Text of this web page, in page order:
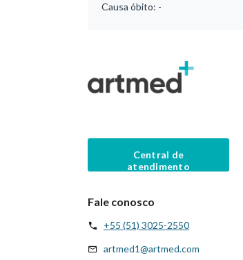
Causa óbito: -
Central de
atendimento
Fale conosco
+55 (51) 3025-2550
artmed1@artmed.com